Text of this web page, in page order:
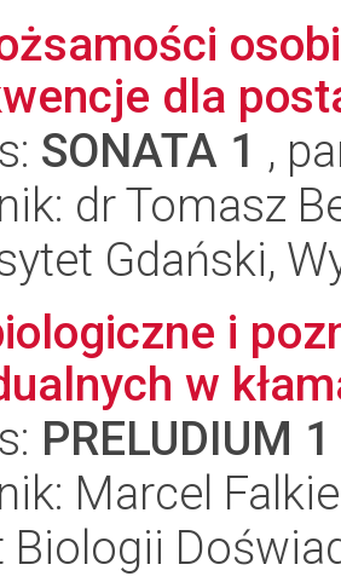
dla
SONATA 1 ,
dr Tomasz
Gdański,
i
w
PRELUDIUM 1
Marcel
Biologii